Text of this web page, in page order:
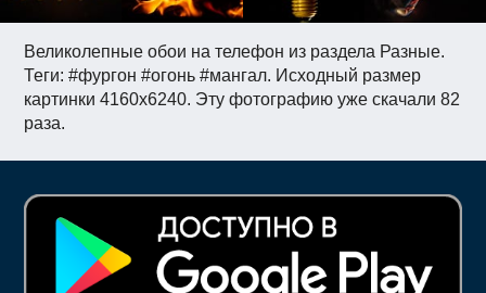
Великолепные обои на телефон из раздела Разные.
Теги: #фургон #огонь #мангал. Исходный размер
картинки 4160x6240. Эту фотографию уже скачали 82
раза.